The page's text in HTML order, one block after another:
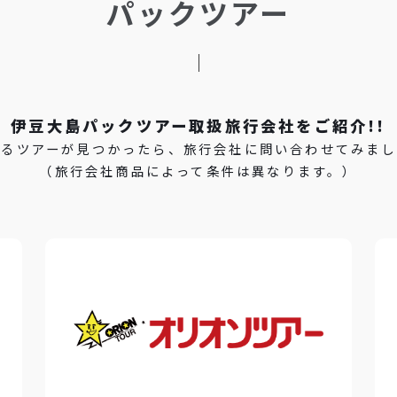
パックツアー
伊豆大島パックツアー取扱旅行会社をご紹介!!
ツアーが見つかったら、旅行会社に問い合わせてみま
（旅行会社商品によって条件は異なります。）